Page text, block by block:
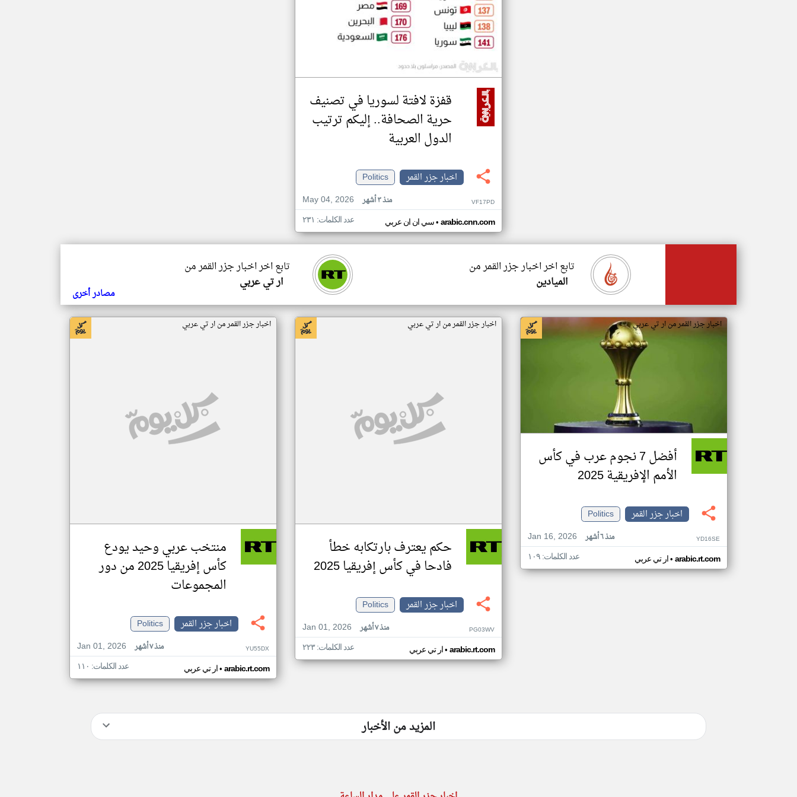
قفزة لافتة لسوريا في تصنيف
حرية الصحافة.. إليكم ترتيب
الدول العربية
اخبار جزر القمر
Politics
May 04, 2026
منذ ٣ أشهر VF17PD
سي ان ان عربي• arabic.cnn.com عدد الكلمات: ٢٣١
تابع اخر اخبار جزر القمر من
ار تي عربي
تابع اخر اخبار جزر القمر من
الميادين
مصادر أخرى
اخبار جزر القمر من ار تي عربي
أفضل 7 نجوم عرب في كأس
الأمم الإفريقية 2025
اخبار جزر القمر
Politics
Jan 16, 2026
منذ ٦ أشهر YD16SE
ار تي عربي• arabic.rt.com عدد الكلمات: ١٠٩
اخبار جزر القمر من ار تي عربي
حكم يعترف بارتكابه خطأ
فادحا في كأس إفريقيا 2025
اخبار جزر القمر
Politics
Jan 01, 2026
منذ ٧ أشهر PG03WV
ار تي عربي• arabic.rt.com عدد الكلمات: ٢٢٣
اخبار جزر القمر من ار تي عربي
منتخب عربي وحيد يودع
كأس إفريقيا 2025 من دور
المجموعات
اخبار جزر القمر
Politics
Jan 01, 2026
منذ ٧ أشهر YU55DX
ار تي عربي• arabic.rt.com عدد الكلمات: ١١٠
المزيد من الأخبار